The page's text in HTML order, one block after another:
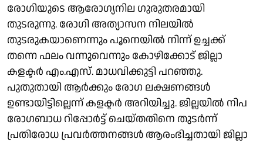
രോഗിയുടെ ആരോഗ്യനില ഗുരുതരമായി
തുടരുന്നു. രോഗി അത്യാസന നിലയിൽ
തുടരുകയാണെന്നും പൂനെയിൽ നിന്ന് ഉച്ചക്ക്
തന്നെ ഫലം വന്നുവെന്നും കോഴിക്കോട് ജില്ലാ
കളക്ടർ എം.എസ്. മാധവിക്കുട്ടി പറഞ്ഞു.
പുതുതായി ആർക്കും രോഗ ലക്ഷണങ്ങള്‍
ഉണ്ടായിട്ടില്ലെന്ന് കളക്ടർ അറിയിച്ചു. ജില്ലയില്‍ നിപ
രോഗബാധ റിപ്പോര്‍ട്ട് ചെയ്തതിനെ തുടര്‍ന്ന്
പ്രതിരോധ പ്രവര്‍ത്തനങ്ങള്‍ ആരംഭിച്ചതായി ജില്ലാ